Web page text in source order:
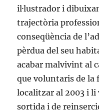
il·lustrador i
trajectòria
conseqüència de
pèrdua del seu
acabar malvivint al
que voluntaris de la
localitzar al 2003 i li
sortida i de